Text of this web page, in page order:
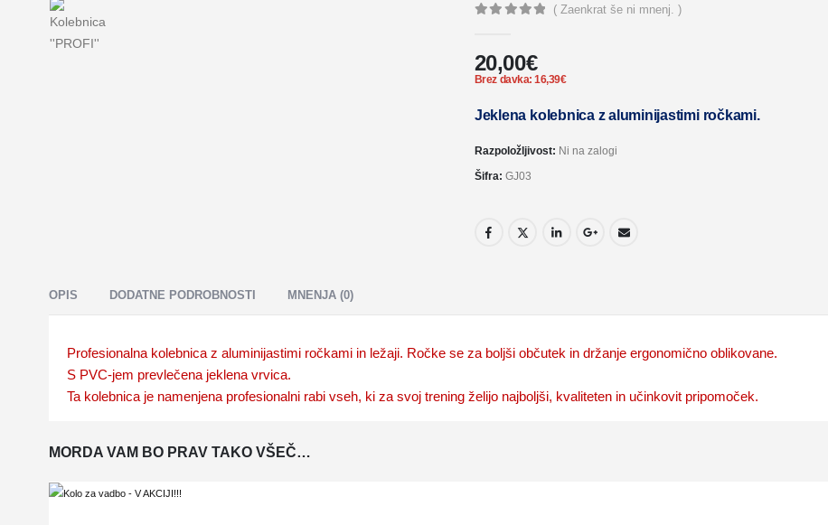
( Zaenkrat še ni mnenj. )
20,00€
Brez davka:16,39€
Jeklena kolebnica z aluminijastimi ročkami.
Razpoložljivost: Ni na zalogi
Šifra: GJ03
OPIS DODATNE PODROBNOSTI MNENJA (0)
Profesionalna kolebnica z aluminijastimi ročkami in ležaji. Ročke se za boljši občutek in držanje ergonomično oblikovane.
S PVC-jem prevlečena jeklena vrvica.
Ta kolebnica je namenjena profesionalni rabi vseh, ki za svoj trening želijo najboljši, kvaliteten in učinkovit pripomoček.
MORDA VAM BO PRAV TAKO VŠEČ…